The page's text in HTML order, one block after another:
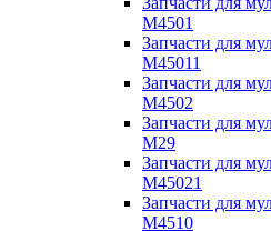
M4501
Запчасти для
M45011
Запчасти для
M4502
Запчасти для
M29
Запчасти для
M45021
Запчасти для
M4510